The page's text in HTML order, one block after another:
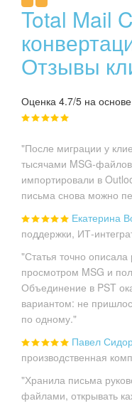
Total Mail
Отзывы
Оценка 4.7/5 на
"После миграции у
тысячами MSG-
импортировали в
письма снова можно
Екатерина
поддержки, ИТ-
"Статья точно
просмотром MSG и
Объединение в PST
вариантом: не
по одному."
Павел
производственная
"Хранила письма
файлами, открывать